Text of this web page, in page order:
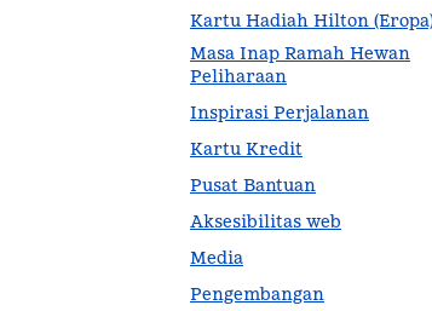
Kartu Hadiah Hilton
Masa Inap Ramah Hewan
Peliharaan
Inspirasi Perjalanan
Kartu Kredit
Pusat Bantuan
Aksesibilitas web
Media
Pengembangan